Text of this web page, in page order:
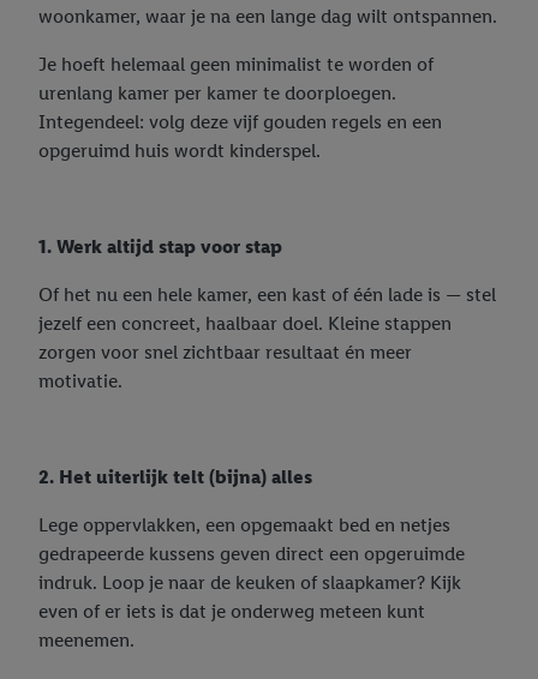
woonkamer, waar je na een lange dag wilt ontspannen.
Je hoeft helemaal geen minimalist te worden of
urenlang kamer per kamer te doorploegen.
Integendeel: volg deze vijf gouden regels en een
opgeruimd huis wordt kinderspel.
1. Werk altijd stap voor stap
Of het nu een hele kamer, een kast of één lade is — stel
jezelf een concreet, haalbaar doel. Kleine stappen
zorgen voor snel zichtbaar resultaat én meer
motivatie.
2. Het uiterlijk telt (bijna) alles
Lege oppervlakken, een opgemaakt bed en netjes
gedrapeerde kussens geven direct een opgeruimde
indruk. Loop je naar de keuken of slaapkamer? Kijk
even of er iets is dat je onderweg meteen kunt
meenemen.